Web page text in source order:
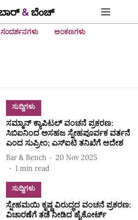
ಸಂದರ್ಶನಗಳು ಅಂಕಣಗಳು
ಸುದ್ದಿಗಳು
ಸಮ್ಮಾನ್ ಕ್ಯಾಪಿಟಲ್ ವಂಚನೆ ಪ್ರಕರಣ:
ಸಿಬಿಐನಿಂದ ಅಸಹಜ ಸ್ನೇಹಪೂರ್ವಕ ವರ್ತನೆ
ಎಂದ ಸುಪ್ರೀಂ; ಎಸ್ಐಟಿ ತನಿಖೆಗೆ ಆದೇಶ
Bar & Bench
20 Nov 2025
1 min read
ಸುದ್ದಿಗಳು
ಸ್ನೇಹಮಯಿ ಕೃಷ್ಣ ವಿರುದ್ಧದ ವಂಚನೆ ಪ್ರಕರಣ:
ವಿಚಾರಣೆಗೆ ತಡೆ ನೀಡಿದ ಹೈಕೋರ್ಟ್‌